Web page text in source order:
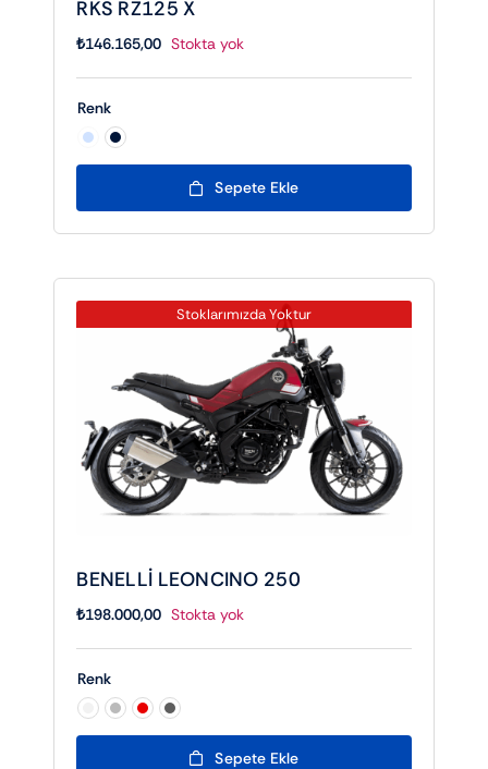
RKS RZ125 X
₺146.165,00 Stokta yok
Renk
Sepete Ekle
Stoklarımızda Yoktur
BENELLİ LEONCINO 250
₺198.000,00 Stokta yok
Renk
Sepete Ekle